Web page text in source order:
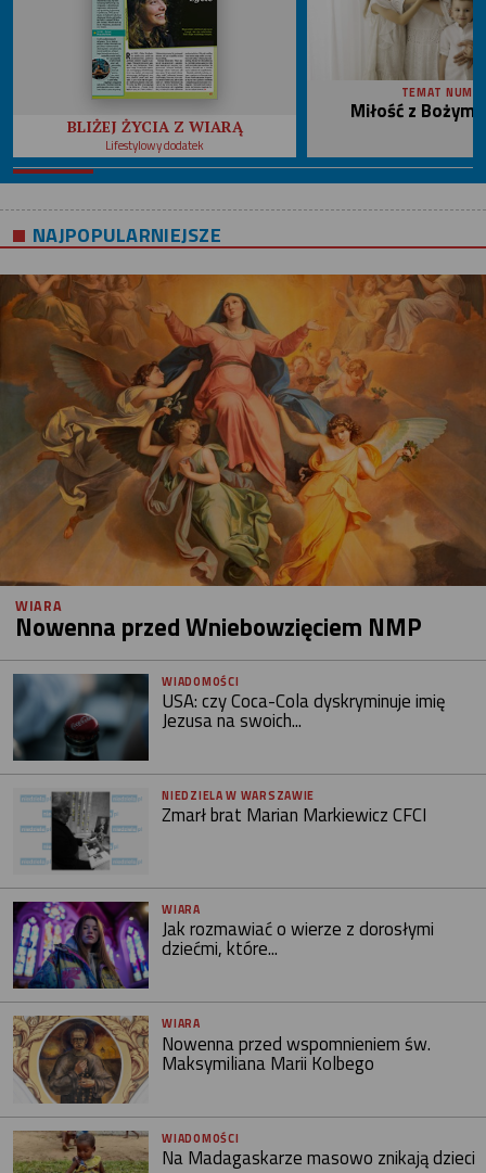
BLIŻEJ ŻYCIA Z WIARĄ
Lifestylowy dodatek
TEMAT
Miłość z
NAJPOPULARNIEJSZE
WIARA
Nowenna przed Wniebowzięciem NMP
WIADOMOŚCI
USA: czy Coca-Cola dyskryminuje imię
Jezusa na swoich...
NIEDZIELA W WARSZAWIE
Zmarł brat Marian Markiewicz CFCI
WIARA
Jak rozmawiać o wierze z dorosłymi
dziećmi, które...
WIARA
Nowenna przed wspomnieniem św.
Maksymiliana Marii Kolbego
WIADOMOŚCI
Na Madagaskarze masowo znikają dzieci